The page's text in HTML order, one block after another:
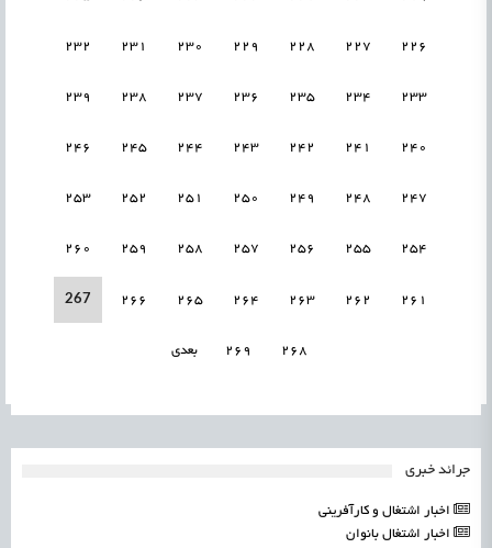
226
227
228
229
230
231
232
233
234
235
236
237
238
239
240
241
242
243
244
245
246
247
248
249
250
251
252
253
254
255
256
257
258
259
260
261
262
263
264
265
266
267
268
269 بعدی
جرائد خبری
اخبار اشتغال و کارآفرینی
اخبار اشتغال بانوان